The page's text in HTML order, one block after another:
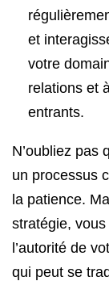
et
votre
relations et
entrants.
N’oubliez pas
un processus
la patience.
stratégie,
l’autorité de
qui peut se